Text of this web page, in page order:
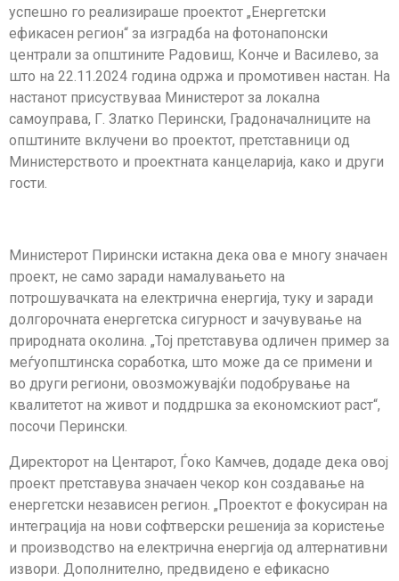
успешно го реализираше проектот „Енергетски
ефикасен регион“ за изградба на фотонапонски
централи за општините Радовиш, Конче и Василево, за
што на 22.11.2024 година одржа и промотивен настан. На
настанот присуствуваа Министерот за локална
самоуправа, Г. Златко Перински, Градоначалниците на
општините вклучени во проектот, претставници од
Министерството и проектната канцеларија, како и други
гости.
Министерот Пирински истакна дека ова е многу значаен
проект, не само заради намалувањето на
потрошувачката на електрична енергија, туку и заради
долгорочната енергетска сигурност и зачувување на
природната околина. „Тој претставува одличен пример за
меѓуопштинска соработка, што може да се примени и
во други региони, овозможувајќи подобрување на
квалитетот на живот и поддршка за економскиот раст“,
посочи Перински.
Директорот на Центарот, Ѓоко Камчев, додаде дека овој
проект претставува значаен чекор кон создавање на
енергетски независен регион. „Проектот е фокусиран на
интеграција на нови софтверски решенија за користење
и производство на електрична енергија од алтернативни
извори. Дополнително, предвидено е ефикасно